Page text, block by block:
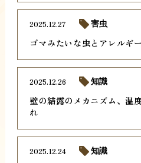
ゴマみたいな虫とアレルギ
2025.12.27 害虫
壁の結露のメカニズム、温
れ
2025.12.26 知識
2025.12.24 知識